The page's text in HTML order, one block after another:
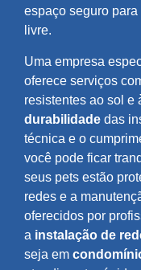
espaço seguro
livre.
Uma empresa
oferece serviços
resistentes ao sol e
durabilidade das
técnica e o
você pode ficar
seus pets estão
redes e a
oferecidos por
a instalação de
seja em